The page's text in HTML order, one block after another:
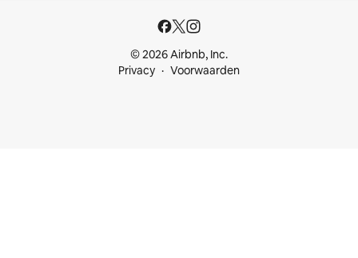
© 2026 Airbnb, Inc.
Privacy
Voorwaarden